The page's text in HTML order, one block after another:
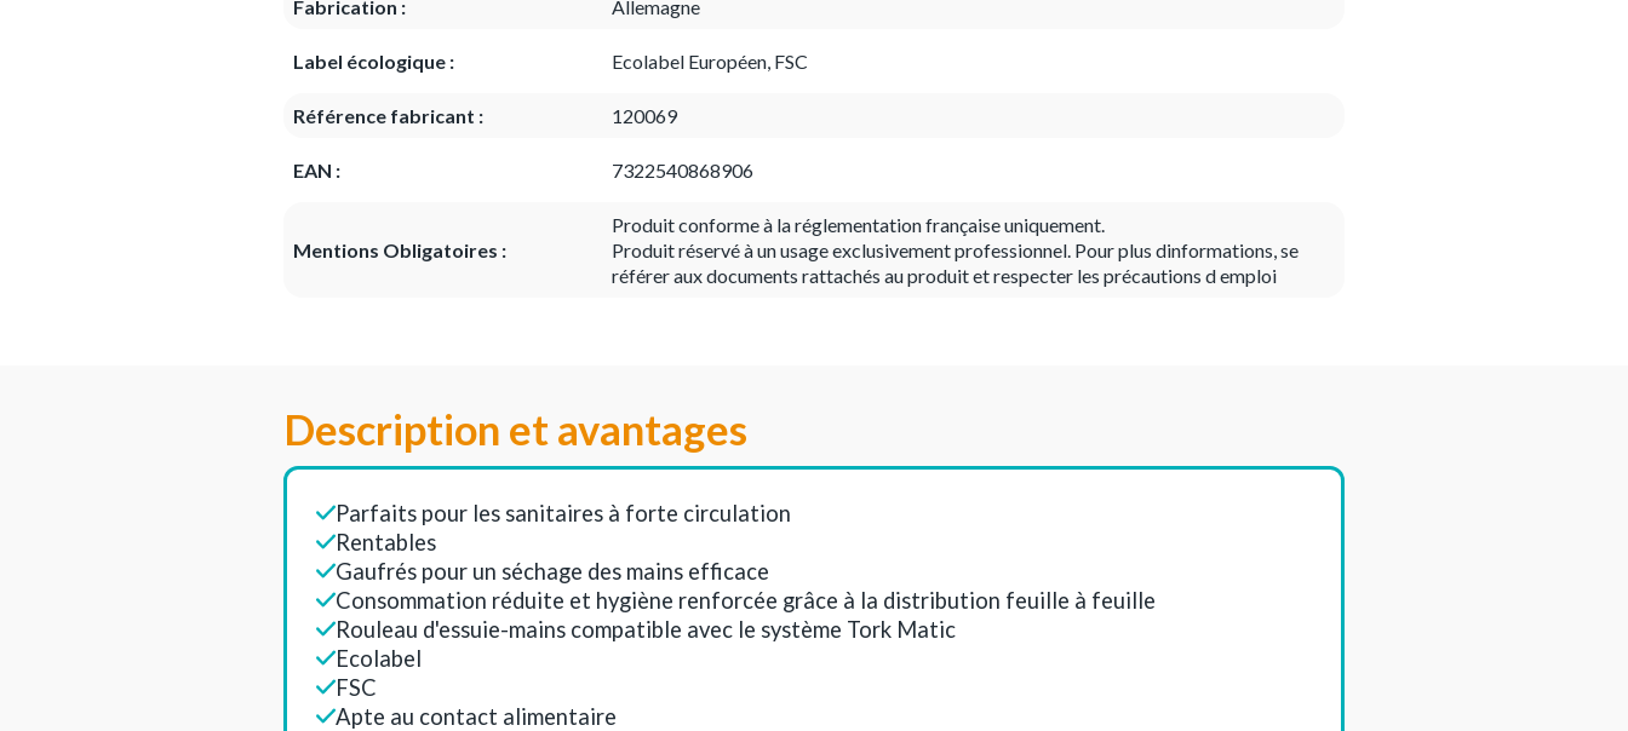
Fabrication : Allemagne
Label écologique : Ecolabel Européen, FSC
Référence fabricant : 120069
EAN : 7322540868906
Mentions Obligatoires :
Produit conforme à la réglementation française uniquement.
Produit réservé à un usage exclusivement professionnel. Pour plus dinformations, se
référer aux documents rattachés au produit et respecter les précautions d emploi
Description et avantages
Parfaits pour les sanitaires à forte circulation
Rentables
Gaufrés pour un séchage des mains efficace
Consommation réduite et hygiène renforcée grâce à la distribution feuille à feuille
Rouleau d'essuie-mains compatible avec le système Tork Matic
Ecolabel
FSC
Apte au contact alimentaire